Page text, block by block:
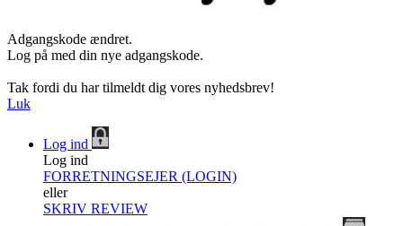
Adgangskode ændret.
Log på med din nye adgangskode.
Tak fordi du har tilmeldt dig vores nyhedsbrev!
Luk
Log ind
Log ind
FORRETNINGSEJER (LOGIN)
eller
SKRIV REVIEW